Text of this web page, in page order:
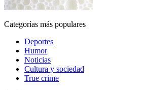
Categorías más populares
Deportes
Humor
Noticias
Cultura y sociedad
True crime